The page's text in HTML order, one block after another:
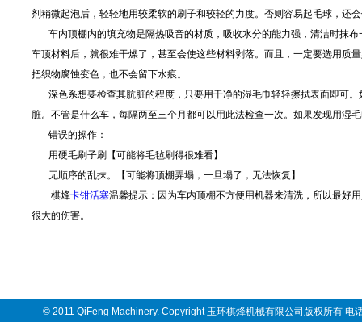
剂稍微起泡后，轻轻地用较柔软的刷子和较轻的力度。否则容易起毛球，还
车内顶棚内的填充物是隔热吸音的材质，吸收水分的能力强，清洁时抹布
车顶材料后，就很难干燥了，甚至会使这些材料剥落。而且，一定要选用质
把织物腐蚀变色，也不会留下水痕。
深色系想要检查其肮脏的程度，只要用干净的湿毛巾轻轻擦拭表面即可。
脏。不管是什么车，每隔两至三个月都可以用此法检查一次。如果发现用湿
错误的操作：
用硬毛刷子刷【可能将毛毡刷得很难看】
无顺序的乱抹。【可能将顶棚弄塌，一旦塌了，无法恢复】
棋烽卡钳活塞温馨提示：因为车内顶棚不方便用机器来清洗，所以最好
很大的伤害。
© 2011 QiFeng Machinery. Copyright 玉环棋烽机械有限公司版权所有